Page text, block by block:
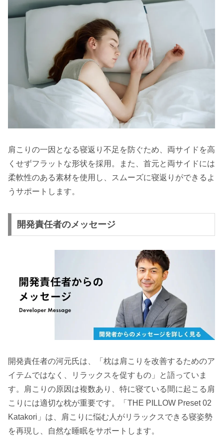
肩こりの一因となる寝返り不足を防ぐため、両サイドを高
くせずフラットな形状を採用。また、首元と両サイドには
柔軟性のある素材を使用し、スムーズに寝返りができるよ
うサポートします。
開発責任者のメッセージ
開発責任者の河元氏は、「枕は肩こりを改善するためのア
イテムではなく、リラックスを促すもの」と語っていま
す。肩こりの原因は複数あり、特に寝ている間に起こる肩
こりには適切な枕が重要です。「THE PILLOW Preset 02
Katakori」は、肩こりに悩む人がリラックスできる寝姿勢
を再現し、自然な睡眠をサポートします。